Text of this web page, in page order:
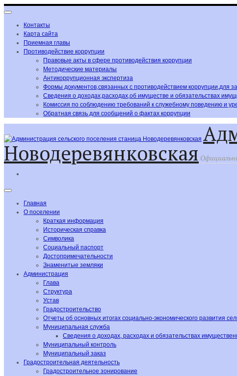
Контакты
Карта сайта
Приемная главы
Противодействие коррупции
Правовые акты в сфере противодействия коррупции
Методические материалы
Антикоррупционная экспертиза
Формы документов,связанных с противодействием коррупции,для
Сведения о доходах,расходах,об имуществе и обязательствах
Комиссия по соблюдению требований к служебному поведению и
Обратная связь для сообщений о фактах коррупции
Новодеревянковская
Главная
О поселении
Краткая информация
Историческая справка
Символика
Социальный паспорт
Достопримечательности
Знаменитые земляки
Администрация
Глава
Структура
Устав
Градостроительство
Отчеты об основных итогах социально-экономического развития
Муниципальная служба
Сведения о доходах, расходах и обязательствах
Муниципальный контроль
Муниципальный заказ
Градостроительная деятельность
Градостроительное зонирование